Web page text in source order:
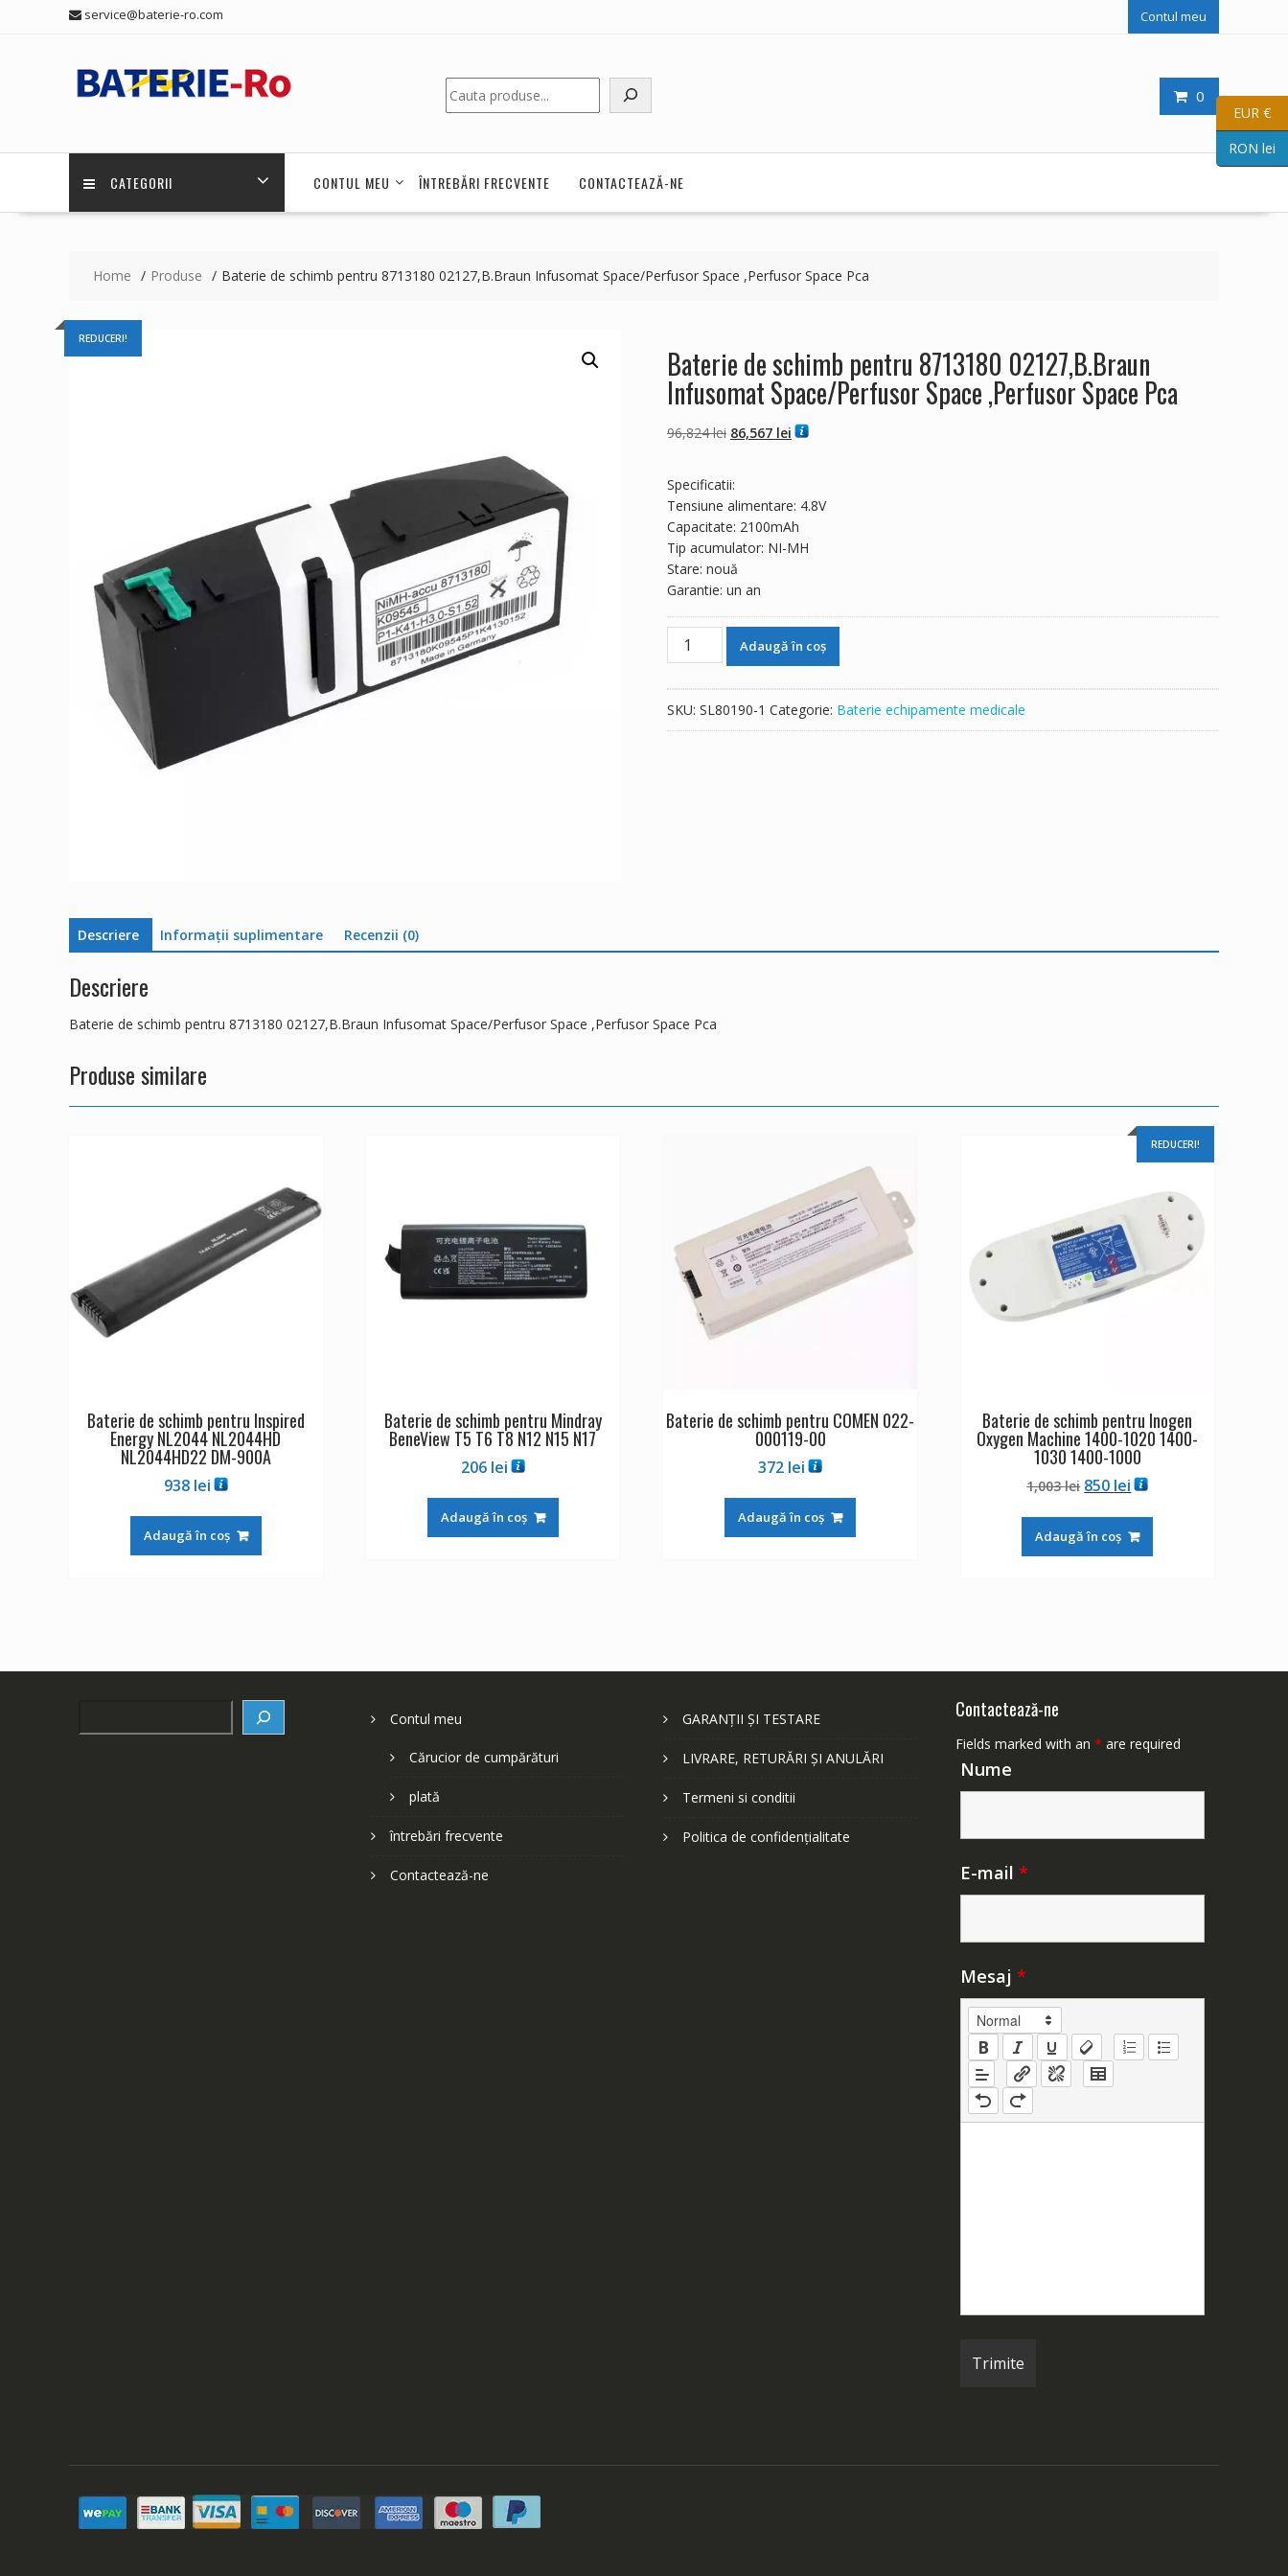
service@baterie-ro.com Contul meu
0
Caută
CATEGORII CONTUL MEU ÎNTREBĂRI FRECVENTE CONTACTEAZĂ-NE
Home Produse Baterie de schimb pentru 8713180 02127,B.Braun Infusomat Space/Perfusor Space ,Perfusor Space Pca
REDUCERI!
Baterie de schimb pentru 8713180 02127,B.Braun
Infusomat Space/Perfusor Space ,Perfusor Space Pca
96,824lei Prețul
fost:
96,824 lei.
86,567 lei Prețul
Specificatii:
Tensiune alimentare: 4.8V
Capacitate: 2100mAh
Tip acumulator: NI-MH
Stare: nouă
Garantie: un an
Cantitate
Baterie
pentru
Adaugă în coș
SKU: SL80190-1 Categorie: Baterie echipamente medicale
Descriere Informații suplimentare Recenzii (0)
Descriere
Baterie de schimb pentru 8713180 02127,B.Braun Infusomat Space/Perfusor Space ,Perfusor Space Pca
Produse similare
Baterie de schimb pentru Inspired
Energy NL2044 NL2044HD
NL2044HD22 DM-900A
938 lei
Adaugă în coș
Baterie de schimb pentru Mindray
BeneView T5 T6 T8 N12 N15 N17
206 lei
Adaugă în coș
Baterie de schimb pentru COMEN 022-
000119-00
372 lei
Adaugă în coș
REDUCERI!
Baterie de schimb pentru Inogen
Oxygen Machine 1400-1020 1400-
1030 1400-1000
1,003lei Prețul
a
fost:
850 leiPrețul
este:
850 lei.
Adaugă în coș
Contul meu
Cărucior de cumpărături
plată
întrebări frecvente
Contactează-ne
GARANȚII ȘI TESTARE
LIVRARE, RETURĂRI ȘI ANULĂRI
Termeni si conditii
Politica de confidențialitate
Contactează-ne
Fields marked with an * are required
Nume
E-mail *
Mesaj *
EUR €
RON lei